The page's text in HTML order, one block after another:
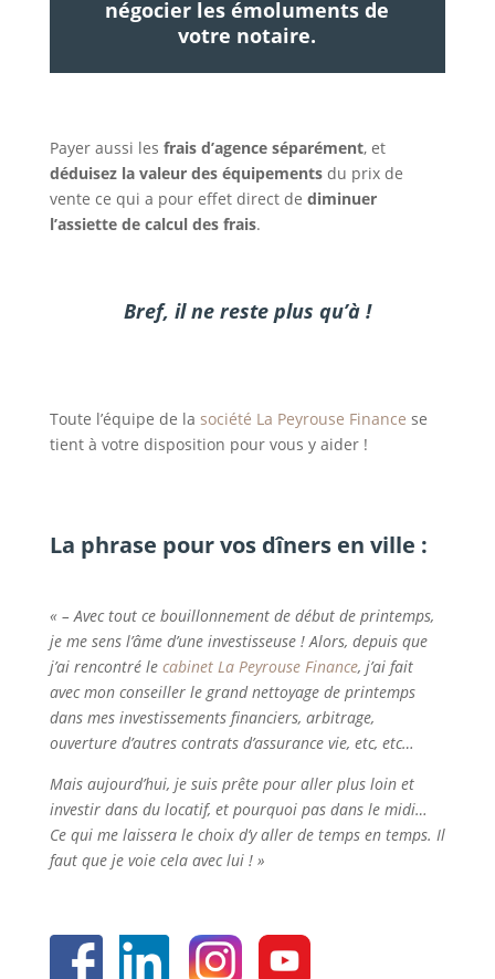
négocier les émoluments de
votre notaire.
Payer aussi les frais d’agence séparément, et
déduisez la valeur des équipementsdu prix de
vente ce qui a pour effet direct de diminuer
l’assiette de calcul des frais.
Bref, il ne reste plus qu’à !
Toute l’équipe de la société La Peyrouse Finance se
tient à votre disposition pour vous y aider !
La phrase pour vos dîners en ville :
« – Avec tout ce bouillonnement de début de printemps,
je me sens l’âme d’une investisseuse ! Alors, depuis que
j’ai rencontré le cabinet La Peyrouse Finance, j’ai fait
avec mon conseiller le grand nettoyage de printemps
dans mes investissements financiers, arbitrage,
ouverture d’autres contrats d’assurance vie, etc, etc…
Mais aujourd’hui, je suis prête pour aller plus loin et
investir dans du locatif, et pourquoi pas dans le midi…
Ce qui me laissera le choix d’y aller de temps en temps. Il
faut que je voie cela avec lui ! »